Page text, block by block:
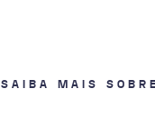
SAIBA MAIS